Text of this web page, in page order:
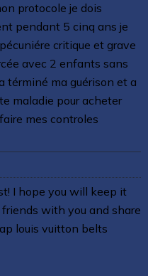
protocole je dois
pendant 5 cinq ans je
critique et grave
avec 2 enfants sans
términé ma guérison et a
maladie pour acheter
mes controles
I hope you will keep it
with you and share
louis vuitton belts